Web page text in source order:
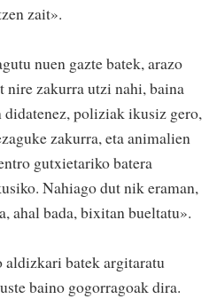
zait».
nuen gazte batek, arazo
nire zakurra utzi nahi, baina
didatenez, poliziak ikusiz gero,
zakurra, eta animalien
gutxietariko batera
Nahiago dut nik eraman,
ahal bada, bixitan bueltatu».
batek argitaratu
baino gogorragoak dira.